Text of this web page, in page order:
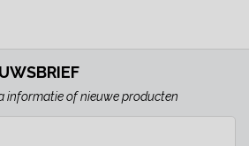
informatie of nieuwe producten